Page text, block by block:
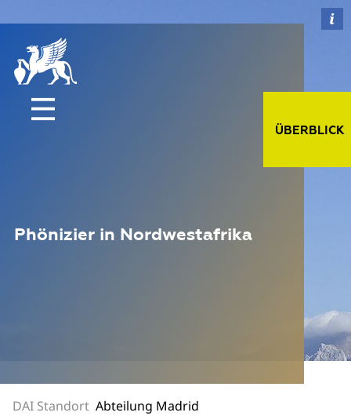
Phönizier in Nordwestafrika
ÜBERBLICK
DAI Standort Abteilung Madrid